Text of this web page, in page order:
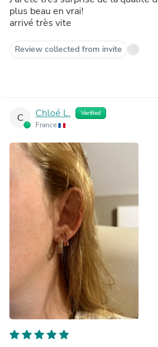
plus beau en vrai!
arrivé très vite
Review collected from invite
C Chloé L. Verified
France